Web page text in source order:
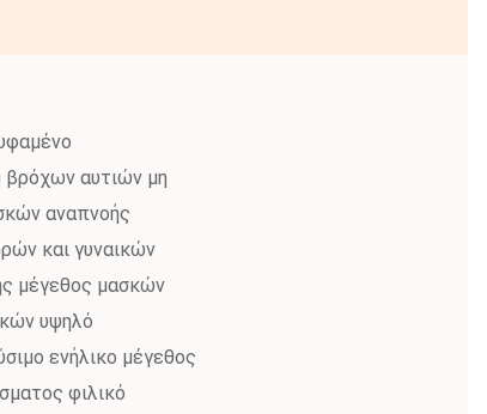
αυτιών μη
αναπνοής
και γυναικών
μέγεθος μασκών
υψηλό
ενήλικο μέγεθος
φιλικό